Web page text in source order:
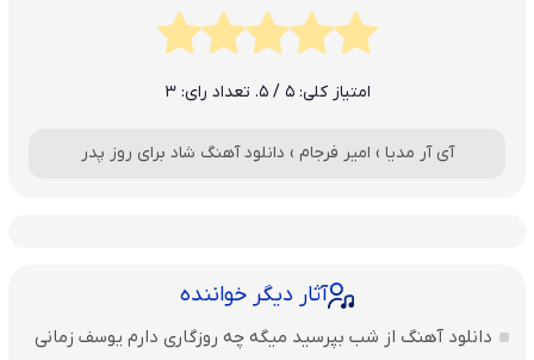
امتیاز کلی:5 / 5. تعداد رای: 3
آی آر مدیا › امیر فرجام › دانلود آهنگ شاد برای روز پدر
آثار دیگر خواننده
دانلود آهنگ از شب بپرسید میگه چه روزگاری دارم یوسف زمانی